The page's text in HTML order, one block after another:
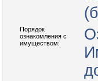
Порядок
ознакомления с
имуществом: